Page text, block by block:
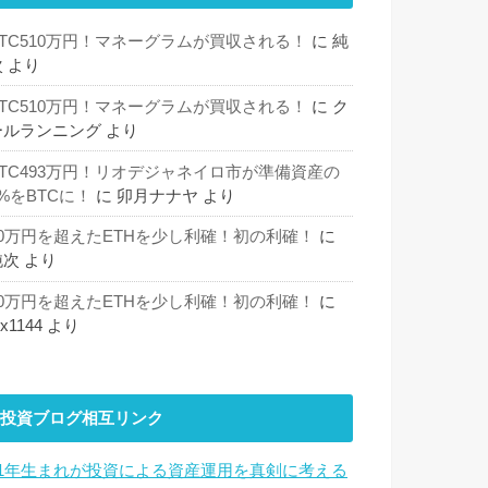
万円！マネーグラムが買収される！ に 純
より
万円！マネーグラムが買収される！ に ク
ルランニング より
万円！リオデジャネイロ市が準備資産の
をBTCに！
に 卯月ナナヤ より
万円を超えたETHを少し利確！初の利確！
に
より
万円を超えたETHを少し利確！初の利確！
に
より
投資ブログ相互リンク
年生まれが投資による資産運用を真剣に考える